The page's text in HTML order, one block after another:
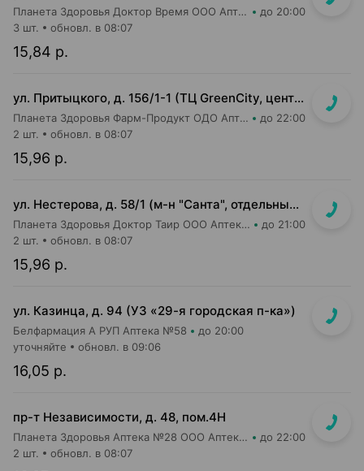
Планета Здоровья Доктор Время ООО Аптека №1 до 20:00
15,84 р.
3 шт. обновл. в 08:07
ул. Притыцкого, д. 156/1-1 (ТЦ GreenCity, центральный вход со стороны метро)
Планета Здоровья Фарм-Продукт ОДО Аптека №23 до 22:00
15,96 р.
2 шт. обновл. в 08:07
ул. Нестерова, д. 58/1 (м-н "Санта", отдельный вход)
Планета Здоровья Доктор Таир ООО Аптека №18 до 21:00
15,96 р.
2 шт. обновл. в 08:07
ул. Казинца, д. 94 (УЗ «29-я городская п-ка»)
Белфармация А РУП Аптека №58 до 20:00
16,05 р.
уточняйте обновл. в 09:06
пр-т Независимости, д. 48, пом.4Н
Планета Здоровья Аптека №28 ООО Аптека №1 до 22:00
2 шт. обновл. в 08:07